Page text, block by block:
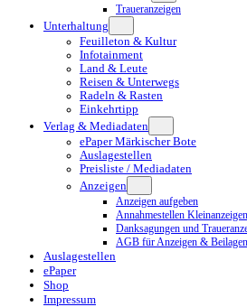
Traueranzeigen
Unterhaltung
Feuilleton & Kultur
Infotainment
Land & Leute
Reisen & Unterwegs
Radeln & Rasten
Einkehrtipp
Verlag & Mediadaten
ePaper Märkischer Bote
Auslagestellen
Preisliste / Mediadaten
Anzeigen
Anzeigen aufgeben
Annahmestellen Kleinanzeigen
Danksagungen und
AGB für Anzeigen & Beilagen
Auslagestellen
ePaper
Shop
Impressum